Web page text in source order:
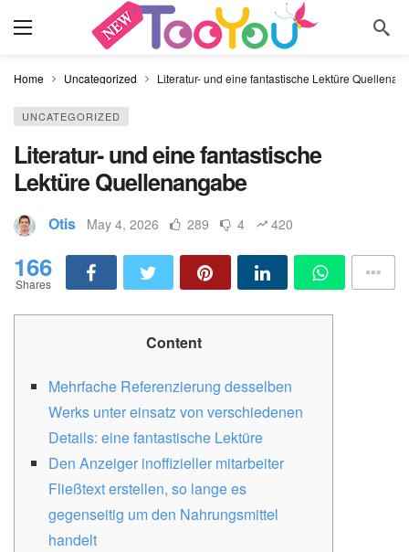
Home Uncategorized Literatur- und eine fantastische Lektüre
UNCATEGORIZED
Literatur- und eine fantastische
Lektüre Quellenangabe
Otis May 4, 2026 289 4 420
166
Shares
Content
Mehrfache Referenzierung desselben
Werks unter einsatz von verschiedenen
Details: eine fantastische Lektüre
Den Anzeiger inoffizieller mitarbeiter
Fließtext erstellen, so lange es
gegenseitig um den Nahrungsmittel
handelt